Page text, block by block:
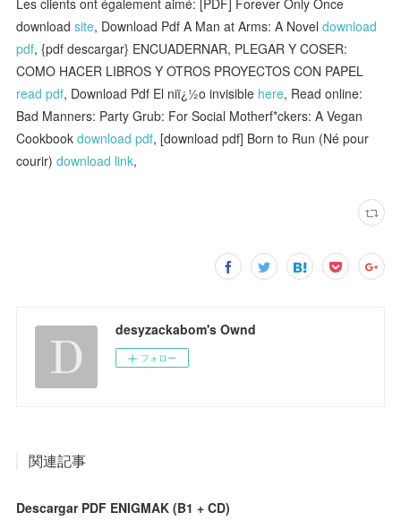
downloadsite, Download Pdf A Man at Arms: A Noveldownload
pdf, {pdf descargar} ENCUADERNAR, PLEGAR Y COSER:
COMO HACER LIBROS Y OTROS PROYECTOS CON PAPEL
read pdf, Download Pdf El niï¿½o invisible here, Read online:
Bad Manners: Party Grub: For Social Motherf*ckers: A Vegan
Cookbookdownload pdf, [download pdf] Born to Run (Né pour
courir)download link,
desyzackabom's Ownd
フォロー
関連記事
Descargar PDF ENIGMAK (B1 + CD)